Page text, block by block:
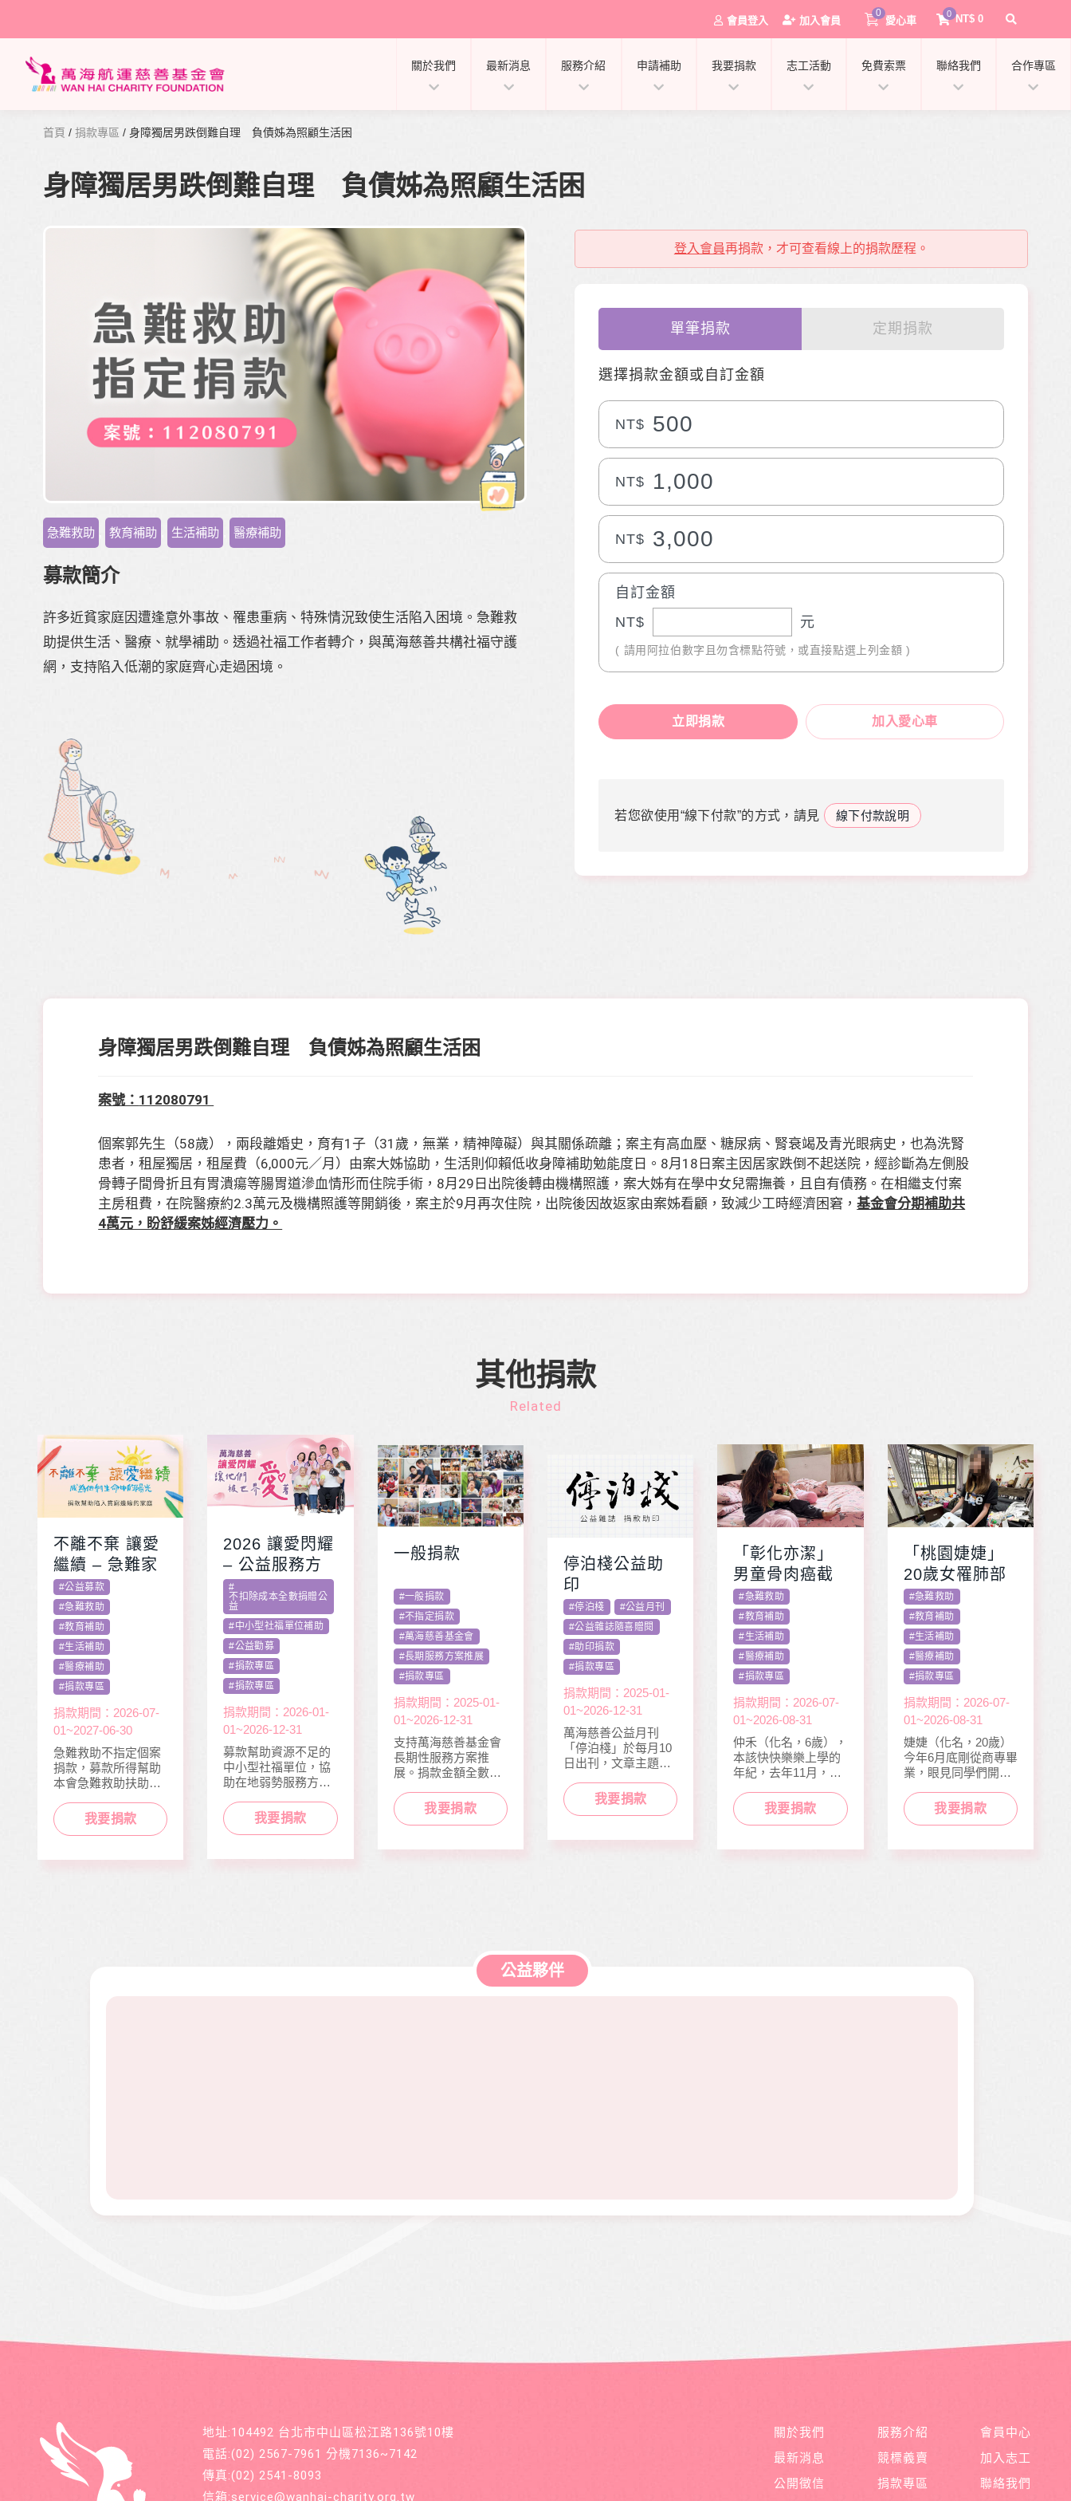
會員登入 加入會員
0
愛心車
0
NT$ 0
0
關於我們 最新消息 服務介紹 申請補助 我要捐款 志工活動 免費索票 聯絡我們 合作專區
首頁 / 捐款專區 / 身障獨居男跌倒難自理 負債姊為照顧生活困
身障獨居男跌倒難自理 負債姊為照顧生活困
急難救助 教育補助 生活補助 醫療補助
募款簡介
許多近貧家庭因遭逢意外事故、罹患重病、特殊情況致使生活陷入困境。急難救
助提供生活、醫療、就學補助。透過社福工作者轉介，與萬海慈善共構社福守護
網，支持陷入低潮的家庭齊心走過困境。
登入會員再捐款，才可查看線上的捐款歷程。
單筆捐款 定期捐款
選擇捐款金額或自訂金額
NT$ 500
NT$ 1,000
NT$ 3,000
自訂金額
NT$
元
( 請用阿拉伯數字且勿含標點符號，或直接點選上列金額 )
立即捐款 加入愛心車
若您欲使用“線下付款”的方式，請見 線下付款說明
身障獨居男跌倒難自理 負債姊為照顧生活困
案號： 112080791
個案郭先生（58歲），兩段離婚史，育有1子（31 歲，無業，精神障礙）與其關係疏離；案主有高血壓、糖尿病、腎衰竭及青光眼病史，也為洗腎
患者，租屋獨居，租屋費（6,000元／月）由案大姊協助，生活則仰賴低收身障補助勉能度日。 8月 18 日案主因居家跌倒不起送院，經診斷為左側股
骨轉子間骨折且有胃潰瘍等腸胃道滲血情形而住院手術， 8月 29 日出院後轉由機構照護，案大姊有在學中女兒需撫養，且自有債務。在相繼支付案
主房租費，在院醫療約2.3萬元及機構照護等開銷後，案主於9月再次住院，出院後因故返家由案姊看顧，致減少工時經濟困窘，基金會分期補助共
4萬元，盼舒緩案姊經濟壓力。
其他捐款
Related
不離不棄 讓愛
繼續 – 急難家
庭扶助專案
#公益募款
#急難救助
#教育補助
#生活補助
#醫療補助
#捐款專區
捐款期間：2026-07-
01~2027-06-30
急難救助不指定個案
捐款，募款所得幫助
本會急難救助扶助之
度過經濟困境。
我要捐款
2026 讓愛閃耀
– 公益服務方
案補助專案 勸
募活動指定捐
款
#
不扣除成本全數捐贈公
益
#中小型社福單位補助
#公益勸募
#捐款專區
#捐款專區
捐款期間：2026-01-
01~2026-12-31
募款幫助資源不足的
中小型社福單位，協
助在地弱勢服務方案
勢族群。我要捐款
一般捐款
#一般捐款
#不指定捐款
#萬海慈善基金會
#長期服務方案推展
#捐款專區
捐款期間：2025-01-
01~2026-12-31
支持萬海慈善基金會
長期性服務方案推
展。捐款金額全數用
作，如熱氣球升空、
當我們同在醫起、愛
資捐助等各項服務。
我要捐款
停泊棧公益助
印
#停泊棧 #公益月刊
#公益雜誌隨喜贈閱
#助印捐款
#捐款專區
捐款期間：2025-01-
01~2026-12-31
萬海慈善公益月刊
「停泊棧」於每月10
日出刊，文章主題包
靈、健康、人文傳遞
正能量及價值觀，是
邀請您長期駐印 本刊
我要捐款
「彰化亦潔」
男童骨肉癌截
肢化療 受暴單
親媽照顧陷困
#急難救助
#教育補助
#生活補助
#醫療補助
#捐款專區
捐款期間：2026-07-
01~2026-08-31
仲禾（化名，6歲），
本該快快樂樂上學的
年紀，去年11月，因
查，確診罹患骨肉癌
二期。因病況變化太
上復發，短短幾個月
我要捐款
「桃園婕婕」
20歲女罹肺部
罕病 父兼多份
工愁醫費
#急難救助
#教育補助
#生活補助
#醫療補助
#捐款專區
捐款期間：2026-07-
01~2026-08-31
婕婕（化名，20歲）
今年6月底剛從商專畢
業，眼見同學們開心
她卻因病無法面試工
作而感到沮喪。婕婕
員，個性活潑開朗，
我要捐款
公益夥伴
地址:104492 台北市中山區松江路136號10樓
電話:(02) 2567-7961 分機7136~7142
傳真:(02) 2541-8093
信箱:service@wanhai-charity.org.tw
關於我們
最新消息
公開徵信
服務介紹
競標義賣
捐款專區
會員中心
加入志工
聯絡我們